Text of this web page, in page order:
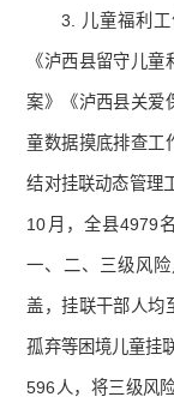
3. 儿童福利工
《泸西县留守儿
案》《泸西县关爱
童数据摸底排查工
结对挂联动态管理
10月，全县4979
一、二、三级风
盖，挂联干部人均
孤弃等困境儿童挂
596人，将三级风